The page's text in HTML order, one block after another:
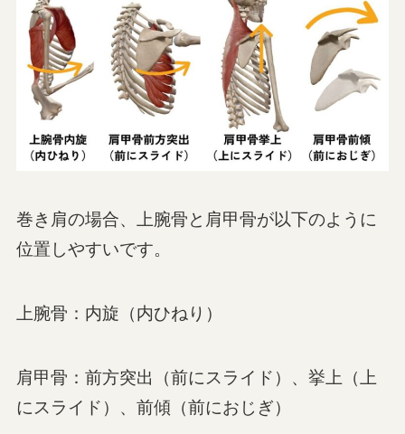
巻き肩の場合、上腕骨と肩甲骨が以下のように
位置しやすいです。
上腕骨：内旋（内ひねり）
肩甲骨：前方突出（前にスライド）、挙上（上
にスライド）、前傾（前におじぎ）